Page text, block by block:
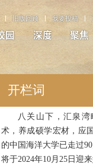
旧版回顾 我要投稿
园 深度 聚焦
开栏词
八关山下，汇泉
术，养成硕学宏材，应
的中国海洋大学已走过
将于2024年10月25日迎